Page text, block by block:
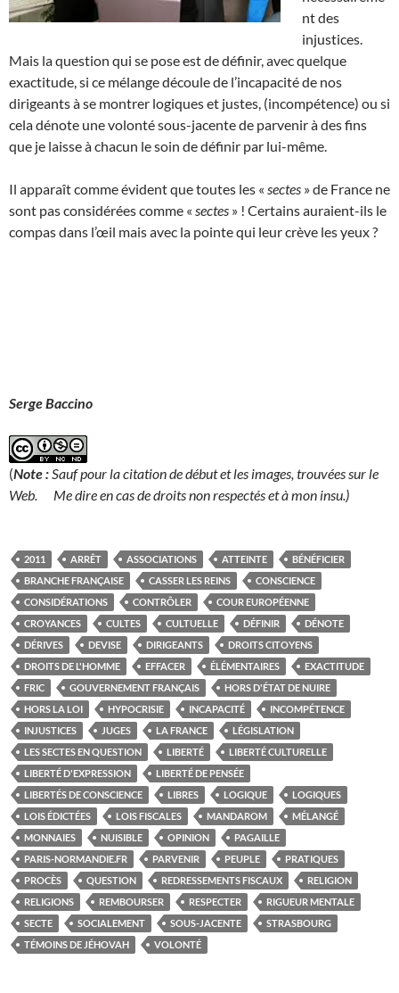
nt des
injustices.
Mais la question qui se pose est de définir, avec quelque
exactitude, si ce mélange découle de l’incapacité de nos
dirigeants à se montrer logiques et justes, (incompétence) ou si
cela dénote une volonté sous-jacente de parvenir à des fins
que je laisse à chacun le soin de définir par lui-même.
Il apparaît comme évident que toutes les « sectes » de France ne
sont pas considérées comme « sectes » ! Certains auraient-ils le
compas dans l’œil mais avec la pointe qui leur crève les yeux ?
Serge Baccino
(Note : Sauf pour la citation de début et les images, trouvées sur le
Web. Me dire en cas de droits non respectés et à mon insu.)
2011 ARRÊT ASSOCIATIONS ATTEINTE
BÉNÉFICIER
BRANCHE FRANÇAISE
CASSER LES REINS
CONSCIENCE
CONSIDÉRATIONS
CONTRÔLER
COUR EUROPÉENNE
CROYANCES
CULTES CULTUELLE DÉFINIR
DÉNOTE
DÉRIVES
DEVISE DIRIGEANTS
DROITS CITOYENS
DROITS DE L'HOMME
EFFACER ÉLÉMENTAIRES
EXACTITUDE
FRIC
GOUVERNEMENT FRANÇAIS
HORS D'ÉTAT DE NUIRE
HORS LA LOI
HYPOCRISIE INCAPACITÉ
INCOMPÉTENCE
INJUSTICES
JUGES LA FRANCE
LÉGISLATION
LES SECTES EN QUESTION
LIBERTÉ
LIBERTÉ CULTURELLE
LIBERTÉ D'EXPRESSION
LIBERTÉ DE PENSÉE
LIBERTÉS DE CONSCIENCE
LIBRES LOGIQUE
LOGIQUES
LOIS ÉDICTÉES
LOIS FISCALES MANDAROM
MÉLANGÉ
MONNAIES
NUISIBLE OPINION
PAGAILLE
PARIS-NORMANDIE.FR
PARVENIR PEUPLE
PRATIQUES
PROCÈS
QUESTION REDRESSEMENTS FISCAUX
RELIGION
RELIGIONS
REMBOURSER RESPECTER
RIGUEUR MENTALE
SECTE
SOCIALEMENT SOUS-JACENTE
STRASBOURG
TÉMOINS DE JÉHOVAH
VOLONTÉ